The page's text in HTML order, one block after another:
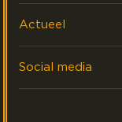
Werving &
Voor kandidaten
Actueel
Laatste nieuws
Social media